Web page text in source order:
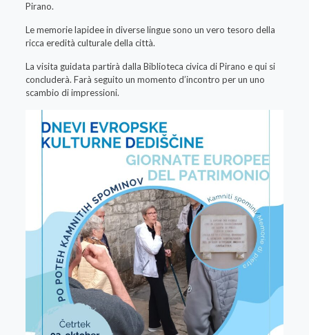
Pirano.
Le memorie lapidee in diverse lingue sono un vero tesoro della
ricca eredità culturale della città.
La visita guidata partirà dalla Biblioteca civica di Pirano e qui si
concluderà. Farà seguito un momento d’incontro per un uno
scambio di impressioni.